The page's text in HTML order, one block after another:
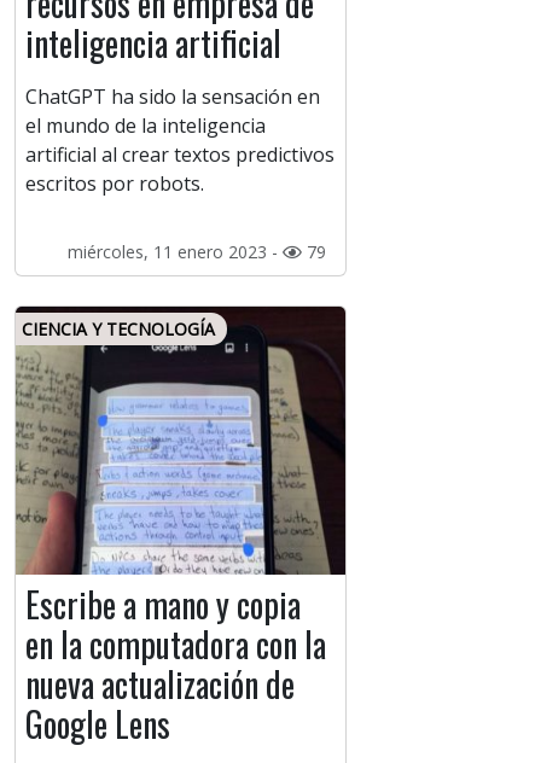
inteligencia artificial
ChatGPT ha sido la sensación en
el mundo de la inteligencia
artificial al crear textos predictivos
escritos por robots.
miércoles, 11 enero 2023 - 79
CIENCIA Y TECNOLOGÍA
Escribe a mano y copia
en la computadora con la
nueva actualización de
Google Lens